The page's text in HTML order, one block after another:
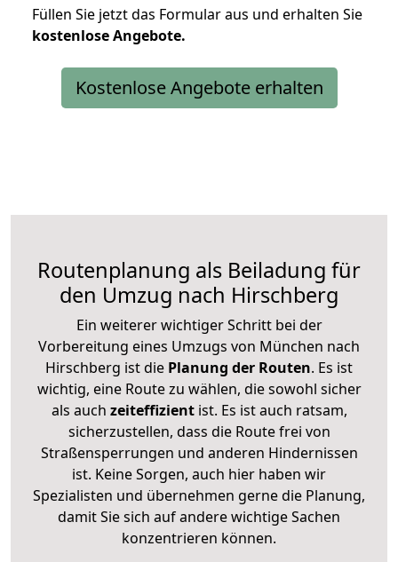
Füllen Sie jetzt das Formular aus und erhalten Sie
kostenloseAngebote.
Kostenlose Angebote erhalten
Routenplanung als Beiladung für
den Umzug nach Hirschberg
Ein weiterer wichtiger Schritt bei der
Vorbereitung eines Umzugs von München nach
Hirschberg ist die Planung der Routen. Es ist
wichtig, eine Route zu wählen, die sowohl sicher
als auch zeiteffizientist. Es ist auch ratsam,
sicherzustellen, dass die Route frei von
Straßensperrungen und anderen Hindernissen
ist. Keine Sorgen, auch hier haben wir
Spezialisten und übernehmen gerne die Planung,
damit Sie sich auf andere wichtige Sachen
konzentrieren können.